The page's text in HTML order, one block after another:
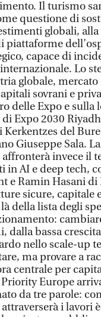
Il turismo
questione di
globali,
piattaforme
capace di
Lo
globale,
sovrani e
delle Expo e sulla
Expo 2030
del
Giuseppe Sala.
affronterà invece il
in AI e deep tech,
e Ramin Hasani
sicure, capitale
della lista degli
dalla bassa
nello scale-up
ma provare a
centrale per
Priority Europe
da tre parole:
i lavori